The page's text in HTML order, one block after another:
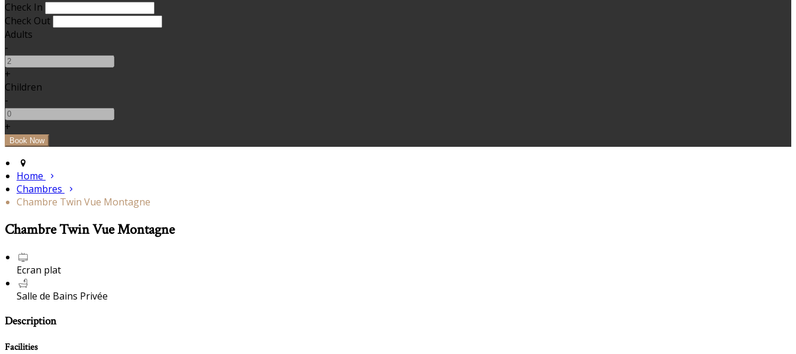
Check In
Check Out
Adults
-
+
Children
-
+
Home
Chambres
Chambre Twin Vue Montagne
Chambre Twin Vue Montagne
Ecran plat
Salle de Bains Privée
Description
Facilities